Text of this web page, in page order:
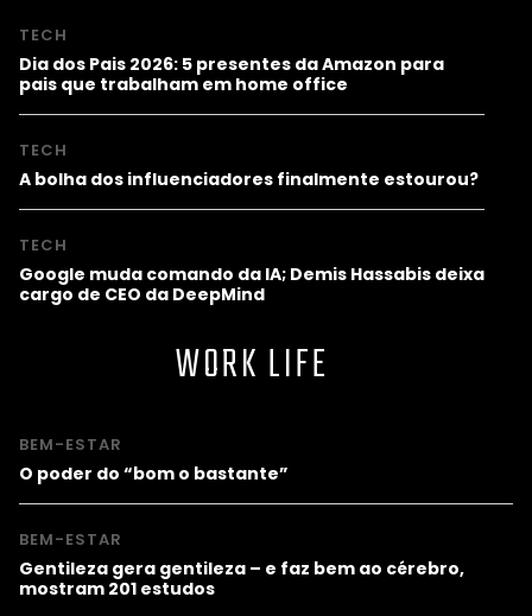
TECH
Dia dos Pais 2026: 5 presentes da Amazon para
pais que trabalham em home office
TECH
A bolha dos influenciadores finalmente estourou?
TECH
Google muda comando da IA; Demis Hassabis deixa
cargo de CEO da DeepMind
WORK LIFE
BEM-ESTAR
O poder do “bom o bastante”
BEM-ESTAR
Gentileza gera gentileza – e faz bem ao cérebro,
mostram 201 estudos